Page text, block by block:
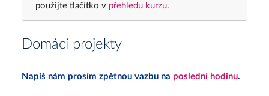
použijte tlačítko vpřehledu kurzu.
Domácí projekty
Napiš nám prosím zpětnou vazbu na poslední hodinu.